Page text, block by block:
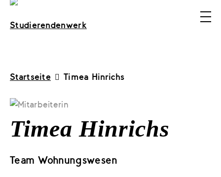
Zum Inhalt springen
Startseite Timea Hinrichs
Timea Hinrichs
Team Wohnungswesen